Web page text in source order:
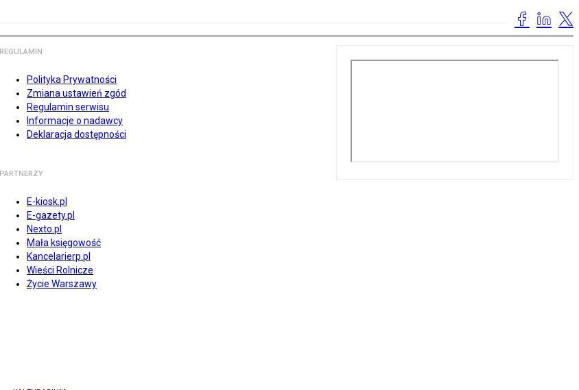
REGULAMIN
Polityka Prywatności
Zmiana ustawień zgód
Regulamin serwisu
Informacje o nadawcy
Deklaracja dostępności
PARTNERZY
E-kiosk.pl
E-gazety.pl
Nexto.pl
Mała księgowość
Kancelarierp.pl
Wieści Rolnicze
Życie Warszawy